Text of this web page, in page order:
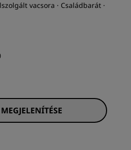
vacsora · Családbarát ·